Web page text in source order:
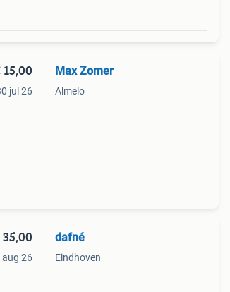
jul 26
Max Zomer
Almelo
aug 26
dafné
Eindhoven